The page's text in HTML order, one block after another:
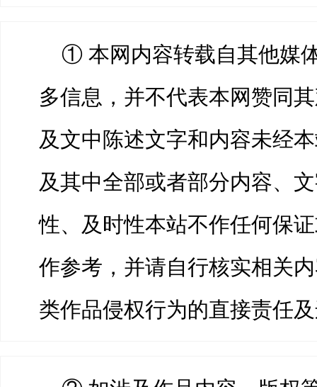
① 本网内容转载自其他媒
多信息，并不代表本网赞同
及文中陈述文字和内容未经
及其中全部或者部分内容、
性、及时性本站不作任何保
作参考，并请自行核实相关
类作品侵权行为的直接责任